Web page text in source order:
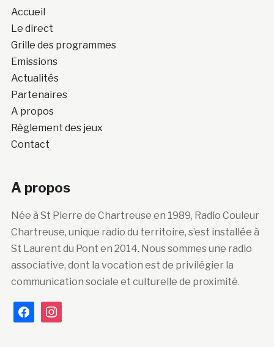
Accueil
Le direct
Grille des programmes
Emissions
Actualités
Partenaires
A propos
Règlement des jeux
Contact
A propos
Née à St Pierre de Chartreuse en 1989, Radio Couleur
Chartreuse, unique radio du territoire, s’est installée à
St Laurent du Pont en 2014. Nous sommes une radio
associative, dont la vocation est de privilégier la
communication sociale et culturelle de proximité.
facebookinstagram